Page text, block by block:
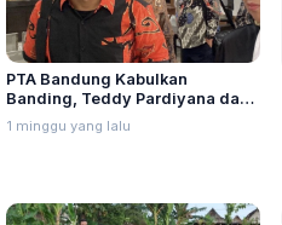
PTA Bandung Kabulkan
Banding, Teddy Pardiyana dan
Bintang Ditetapkan Ahli Waris
Lina Jubaedah
1 minggu yang lalu